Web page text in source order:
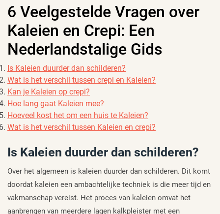
6 Veelgestelde Vragen over
Kaleien en Crepi: Een
Nederlandstalige Gids
Is Kaleien duurder dan schilderen?
Wat is het verschil tussen crepi en Kaleien?
Kan je Kaleien op crepi?
Hoe lang gaat Kaleien mee?
Hoeveel kost het om een huis te Kaleien?
Wat is het verschil tussen Kaleien en crepi?
Is Kaleien duurder dan schilderen?
Over het algemeen is kaleien duurder dan schilderen. Dit komt
doordat kaleien een ambachtelijke techniek is die meer tijd en
vakmanschap vereist. Het proces van kaleien omvat het
aanbrengen van meerdere lagen kalkpleister met een